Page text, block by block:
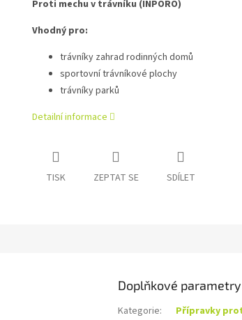
Proti mechu v trávníku (INPORO)
Vhodný pro:
trávníky zahrad rodinných domů
sportovní trávníkové plochy
trávníky parků
Detailní informace
TISK ZEPTAT SE SDÍLET
Doplňkové parametry
Kategorie:
Přípravky